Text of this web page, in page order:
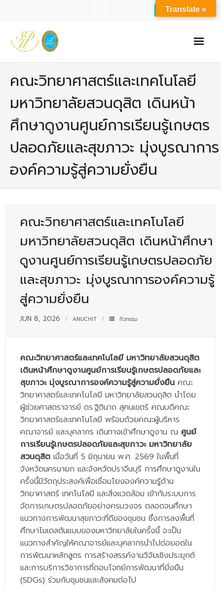
- ปรัชญาการจัดการศึกษา มหาวิทยาลัยสวนดุสิต
- ปรัชญา วิสัยทัศน์ พันธกิจ ของคณะ
- ประวัติความเป็นมาของคณะ
- บุคลากร
- - สำนักงานคณะวิทยาศาสตร์และเทคโนโลยี
- วิทยาศาสตรบัณฑิต
- - วิทยาการคอมพิวเตอร์
- - วิทยาศาสตร์เครื่องสำอาง
- - วิทยาศาสตร์การแพทย์
- - ความมั่นคงปลอดภัยไซเบอร์
- - อุตสาหกรรมชีวภาพเพื่อธุรกิจ
- ศึกษาศาสตรบัณฑิต
- - วิทยาศาสตร์ทั่วไป
- เทคโนโลยีบัณฑิต
- - เทคโนโลยีสารสนเทศ
ศูนย์บริการ
- ศูนย์เครื่องมือปฏิบัติการวิทยาศาสตร์
- ศูนย์สิ่งแวดล้อม
- ศูนย์ปัญญาประดิษฐ์เพื่อการศึกษา
สหกิจศึกษา
คณะวิทยาศาสตร์และเทคโนโลยี
มหาวิทยาลัยสวนดุสิต เดินหน้า
ศึกษาดูงานศูนย์การเรียนรู้เกษตร
ปลอดภัยและสุขภาวะ มุ่งบูรณาการ
องค์ความรู้สู่ความยั่งยืน
คณะวิทยาศาสตร์และเทคโนโลยี
มหาวิทยาลัยสวนดุสิต เดินหน้าศึกษา
ดูงานศูนย์การเรียนรู้เกษตรปลอดภัย
และสุขภาวะ มุ่งบูรณาการองค์ความรู้
สู่ความยั่งยืน
JUN 8, 2026 ANUCHIT กิจกรรม
คณะวิทยาศาสตร์และเทคโนโลยี มหาวิทยาลัยสวนดุสิต
เดินหน้าศึกษาดูงานศูนย์การเรียนรู้เกษตรปลอดภัยและ
สุขภาวะ มุ่งบูรณาการองค์ความรู้สู่ความยั่งยืน คณะ
วิทยาศาสตร์และเทคโนโลยี มหาวิทยาลัยสวนดุสิต นำโดย
ผู้ช่วยศาสตราจารย์ ดร.ฐิตินาถ สุคนเขตร์ คณบดีคณะ
วิทยาศาสตร์และเทคโนโลยี พร้อมด้วยคณะผู้บริหาร
คณาจารย์ และบุคลากร เดินทางเข้าศึกษาดูงาน ณ ศูนย์
การเรียนรู้เกษตรปลอดภัยและสุขภาวะ มหาวิทยาลัย
สวนดุสิต เมื่อวันที่ 5 มิถุนายน พ.ศ. 2569 ในพื้นที่
จังหวัดนครนายก และจังหวัดปราจีนบุรี การศึกษาดูงานใน
ครั้งนี้มีวัตถุประสงค์เพื่อเชื่อมโยงองค์ความรู้ด้าน
วิทยาศาสตร์ เทคโนโลยี และสิ่งแวดล้อม เข้ากับระบบการ
จัดการเกษตรปลอดภัยอย่างครบวงจร ตลอดจนศึกษา
แนวทางการพัฒนาสุขภาวะที่ดีของชุมชน ซึ่งการลงพื้นที่
ศึกษาโมเดลต้นแบบของมหาวิทยาลัยในครั้งนี้ จะเป็น
แนวทางสำคัญให้คณาจารย์และบุคลากรนำไปต่อยอดใน
การพัฒนาหลักสูตร การสร้างสรรค์งานวิจัยเชิงประยุกต์
และการบริการวิชาการที่ตอบโจทย์การพัฒนาที่ยั่งยืน
(SDGs) ร่วมกับชุมชนและสังคมต่อไป
Translate »